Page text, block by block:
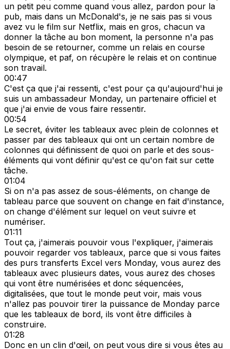
un petit peu comme quand vous allez, pardon pour la
pub, mais dans un McDonald's, je ne sais pas si vous
avez vu le film sur Netflix, mais en gros, chacun va
donner la tâche au bon moment, la personne n'a pas
besoin de se retourner, comme un relais en course
olympique, et paf, on récupère le relais et on continue
son travail.
00:47
C'est ça que j'ai ressenti, c'est pour ça qu'aujourd'hui je
suis un ambassadeur Monday, un partenaire officiel et
que j'ai envie de vous faire ressentir.
00:54
Le secret, éviter les tableaux avec plein de colonnes et
passer par des tableaux qui ont un certain nombre de
colonnes qui définissent de quoi on parle et des sous-
éléments qui vont définir qu'est ce qu'on fait sur cette
tâche.
01:04
Si on n'a pas assez de sous-éléments, on change de
tableau parce que souvent on change en fait d'instance,
on change d'élément sur lequel on veut suivre et
numériser.
01:11
Tout ça, j'aimerais pouvoir vous l'expliquer, j'aimerais
pouvoir regarder vos tableaux, parce que si vous faites
des purs transferts Excel vers Monday, vous aurez des
tableaux avec plusieurs dates, vous aurez des choses
qui vont être numérisées et donc séquencées,
digitalisées, que tout le monde peut voir, mais vous
n'allez pas pouvoir tirer la puissance de Monday parce
que les tableaux de bord, ils vont être difficiles à
construire.
01:28
Donc en un clin d'œil, on peut vous dire si vous êtes au